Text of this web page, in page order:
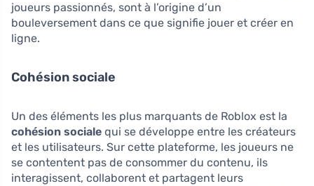
joueurs passionnés, sont à l’origine d’un
bouleversement dans ce que signifie jouer et créer en
ligne.
Cohésion sociale
Un des éléments les plus marquants de Roblox est la
cohésion sociale qui se développe entre les créateurs
et les utilisateurs. Sur cette plateforme, les joueurs ne
se contentent pas de consommer du contenu, ils
interagissent, collaborent et partagent leurs